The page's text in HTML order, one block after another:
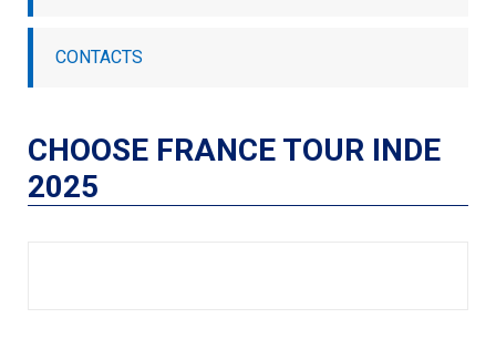
CONTACTS
CHOOSE FRANCE TOUR INDE
2025